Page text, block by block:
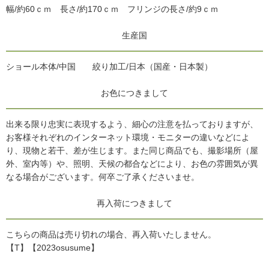
幅/約60ｃｍ 長さ/約170ｃｍ フリンジの長さ/約9ｃｍ
生産国
ショール本体/中国 絞り加工/日本（国産・日本製）
お色につきまして
出来る限り忠実に表現するよう、細心の注意を払っておりますが、
お客様それぞれのインターネット環境・モニターの違いなどによ
り、現物と若干、差が生じます。また同じ商品でも、撮影場所（屋
外、室内等）や、照明、天候の都合などにより、お色の雰囲気が異
なる場合がございます。何卒ご了承くださいませ。
再入荷につきまして
こちらの商品は売り切れの場合、再入荷いたしません。
【T】
【2023osusume】